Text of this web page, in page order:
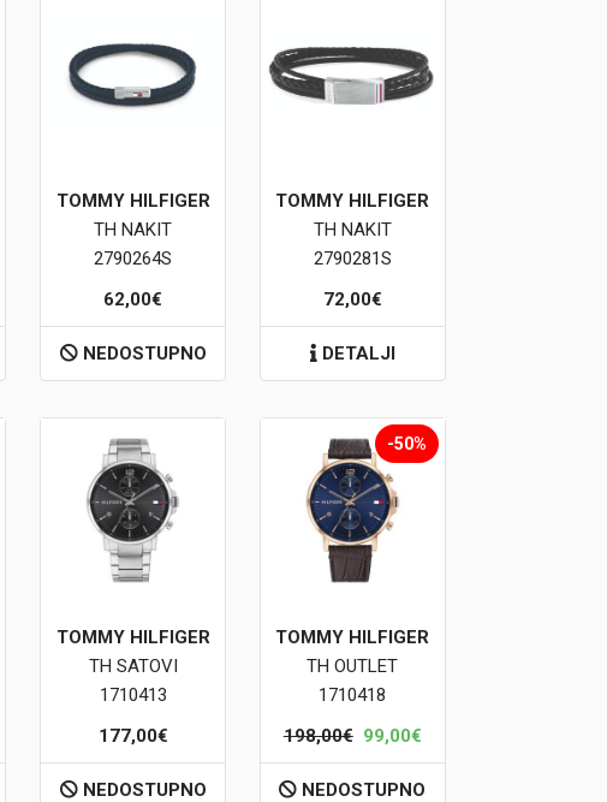
TOMMY HILFIGER
TH NAKIT
2790264S
62,00€
NEDOSTUPNO
TOMMY HILFIGER
TH NAKIT
2790281S
72,00€
DETALJI
TOMMY HILFIGER
TH SATOVI
1710413
177,00€
NEDOSTUPNO
-50%
TOMMY HILFIGER
TH OUTLET
1710418
198,00€ 99,00€
NEDOSTUPNO